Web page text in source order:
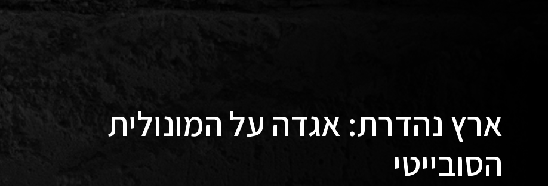
ארץ נהדרת: אגדה על המונולית
הסובייטי